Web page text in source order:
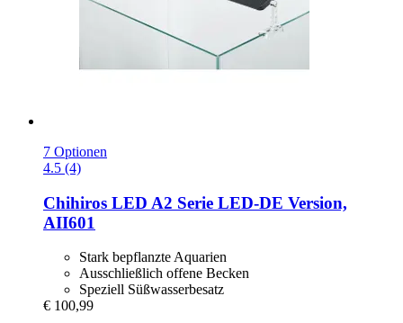
7 Optionen
4.5 (4)
Chihiros LED A2 Serie LED-​DE Version,
AII601
Stark bepflanzte Aquarien
Ausschließlich offene Becken
Speziell Süßwasserbesatz
€ 100,99